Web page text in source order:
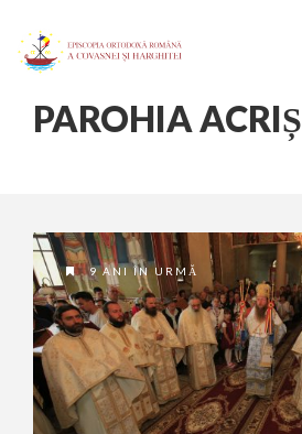
PAROHIA ACRIȘ
9 ANI ÎN URMĂ